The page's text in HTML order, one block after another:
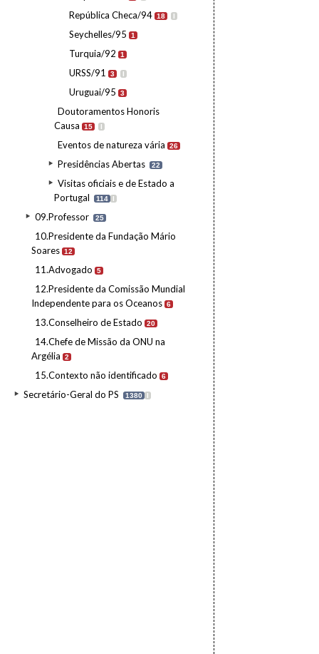
República Checa/94 18 I
Seychelles/95 1
Turquia/92 1
URSS/91 3 I
Uruguai/95 3
Doutoramentos Honoris
Causa
15 I
Eventos de natureza vária 26
Presidências Abertas 22
Visitas oficiais e de Estado a
Portugal
114 I
09.Professor 25
10.Presidente da Fundação Mário
Soares 12
11.Advogado 5
12.Presidente da Comissão Mundial
Independente para os Oceanos 6
13.Conselheiro de Estado 20
14.Chefe de Missão da ONU na
Argélia
2
15.Contexto não identificado 6
Secretário-Geral do PS 1380 I